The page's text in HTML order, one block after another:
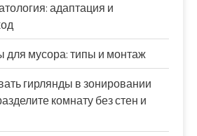
адаптация и
для мусора: типы и монтаж
гирлянды в зонировании
комнату без стен и